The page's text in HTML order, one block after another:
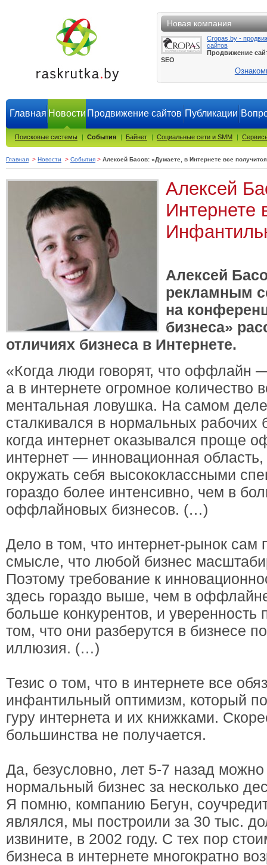
Новая компания
Cropas.by -
сайтов
Продвижение
SEO
Главная Новости Продвижение сайтов Публикации
Поисковые системы | События | Байнет | Социальные сети и SMM |
Главная > Новости > События > Алексей Басов: «Думаете, в Интернете все
Алексей
Интернете
Алексей
рекламным
на
бизнеса»
отличиях бизнеса в Интернете.
«Когда люди говорят, что оффлайн
а в интернете огромное количество
ментальная ловушка. На самом
сталкивался в нормальных рабочих
когда интернет оказывался проще
интернет — инновационная
окружать себя высококлассными
гораздо более интенсивно, чем в
оффлайновых бизнесов. (…)
Дело в том, что интернет-рынок сам
смысле, что любой бизнес
Поэтому требование к
здесь гораздо выше, чем в
больше конкурентов, и уверенность
том, что они разберутся в бизнесе
иллюзия. (…)
Тезис о том, что в интернете все
инфантильный оптимизм, который
гуру интернета и их книжками.
большинства не получается.
Да, безусловно, лет 5-7 назад
нормальный бизнес за несколько
Я помню, компанию Бегун,
являлся, мы построили за 30 тыс.
извините, в 2002 году. С тех пор
бизнеса в интернете многократно